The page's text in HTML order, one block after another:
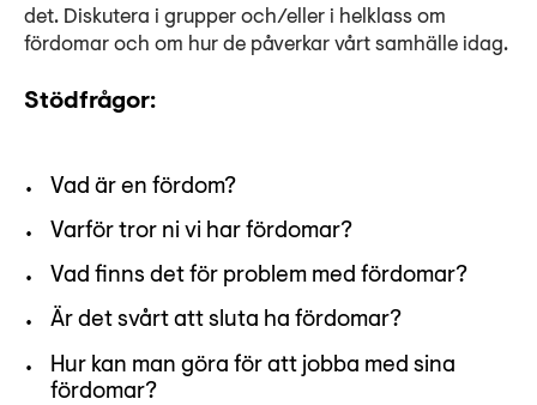
det. Diskutera i grupper och/eller i helklass om
fördomar och om hur de påverkar vårt samhälle idag.
Stödfrågor:
Vad är en fördom?
Varför tror ni vi har fördomar?
Vad finns det för problem med fördomar?
Är det svårt att sluta ha fördomar?
Hur kan man göra för att jobba med sina
fördomar?